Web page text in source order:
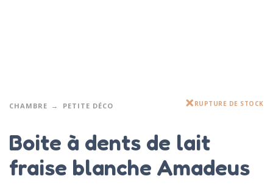
CHAMBRE PETITE DÉCO RUPTURE DE STOCK
Boite à dents de lait
fraise blanche Amadeus